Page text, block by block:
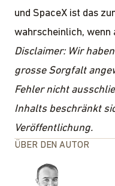
und SpaceX ist das
wahrscheinlich, wenn
Disclaimer: Wir
grosse Sorgfalt
Fehler nicht
Inhalts beschränkt
Veröffentlichung.
ÜBER DEN AUTOR